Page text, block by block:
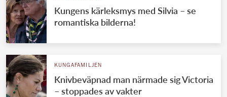
Kungens kärleksmys med Silvia – se
romantiska bilderna!
KUNGAFAMILJEN
Knivbeväpnad man närmade sig Victoria
– stoppades av vakter